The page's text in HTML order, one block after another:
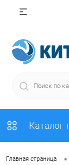
Каталог
Главная страница •